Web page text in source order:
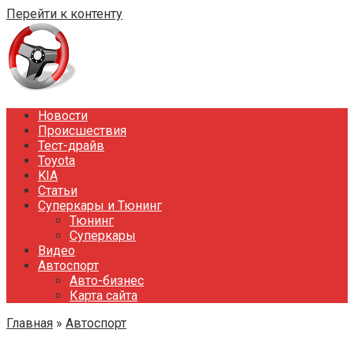
Перейти к контенту
Новости
Происшествия
Тест-драйв
Toyota
KIA
Статьи
Суперкары и Тюнинг
Тюнинг
Суперкары
Видео
Автоспорт
Авто-бизнес
Карта сайта
Главная » Автоспорт